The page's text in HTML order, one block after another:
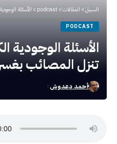
السبيل> المقالات>
podcast
> الأسئلة الوجودية الكبرى (9): لماذا
PODCAST
تنزل المصائب
أحمد دعدوش